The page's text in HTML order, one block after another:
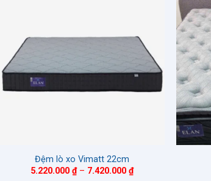
Đệm lò xo Vimatt 22cm
5.220.000 ₫ – 7.420.000 ₫Khoảng